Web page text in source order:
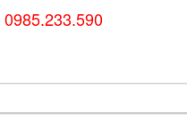
0985.233.590